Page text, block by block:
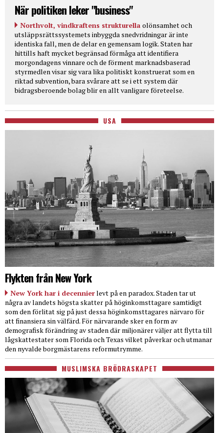
När politiken leker "business"
Northvolt, vindkraftens strukturella olönsamhet och
utsläppsrättssystemets inbyggda snedvridningar är inte
identiska fall, men de delar en gemensam logik. Staten har
hittills haft mycket begränsad förmåga att identifiera
morgondagens vinnare och de förment marknadsbaserad
styrmedlen visar sig vara lika politiskt konstruerat som en
riktad subvention, bara svårare att se i ett system där
bidragsberoende bolag blir en allt vanligare företeelse.
USA
Flykten från New York
New York har i decennierlevt på en paradox. Staden tar ut
några av landets högsta skatter på höginkomsttagare samtidigt
som den förlitat sig på just dessa höginkomsttagares närvaro för
att finansiera sin välfärd. För närvarande sker en form av
demografisk förändring av staden där miljonärer väljer att flytta till
lågskattestater som Florida och Texas vilket påverkar och utmanar
den nyvalde borgmästarens reformutrymme.
MUSLIMSKA BRÖDRASKAPET